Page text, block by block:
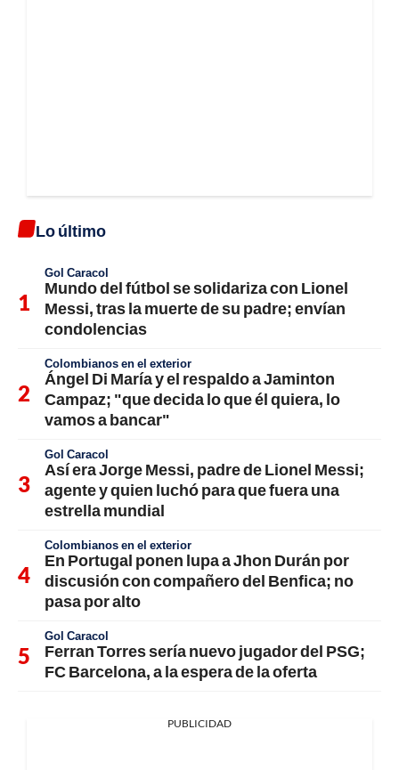
Lo último
Gol Caracol
Mundo del fútbol se solidariza con Lionel
Messi, tras la muerte de su padre; envían
condolencias
Colombianos en el exterior
Ángel Di María y el respaldo a Jaminton
Campaz; "que decida lo que él quiera, lo
vamos a bancar"
Gol Caracol
Así era Jorge Messi, padre de Lionel Messi;
agente y quien luchó para que fuera una
estrella mundial
Colombianos en el exterior
En Portugal ponen lupa a Jhon Durán por
discusión con compañero del Benfica; no
pasa por alto
Gol Caracol
Ferran Torres sería nuevo jugador del PSG;
FC Barcelona, a la espera de la oferta
PUBLICIDAD